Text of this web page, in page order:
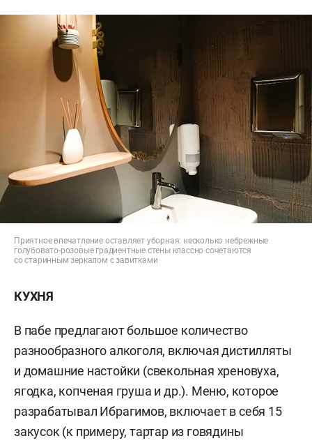
Приятное впечатление оставляет уборная: несколько небрежные
голубовато-розовые градиентные стены классно сочетаются
со старинным зеркалом с завитками
КУХНЯ
В пабе предлагают большое количество
разнообразного алкоголя, включая дистилляты
и домашние настойки (свекольная хреновуха,
ягодка, копченая груша и др.). Меню, которое
разрабатывал Ибрагимов, включает в себя 15
закусок (к примеру, тартар из говядины